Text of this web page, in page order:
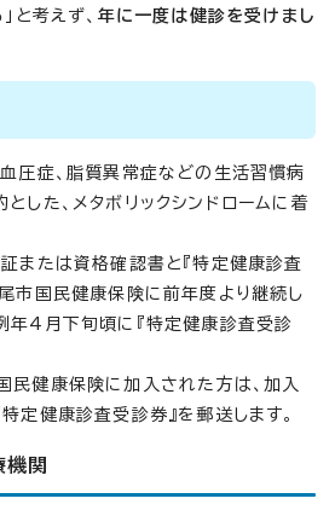
と考えず、 年に一度は健診を受けまし
圧症、脂質異常症などの生活習慣病
した、メタボリックシンドロームに着
または資格確認書と『特定健康診査
市国民健康保険に前年度より継続し
年4月下旬頃に『特定健康診査受診
民健康保険に加入された方は、加入
定健康診査受診券』を郵送します。
機関